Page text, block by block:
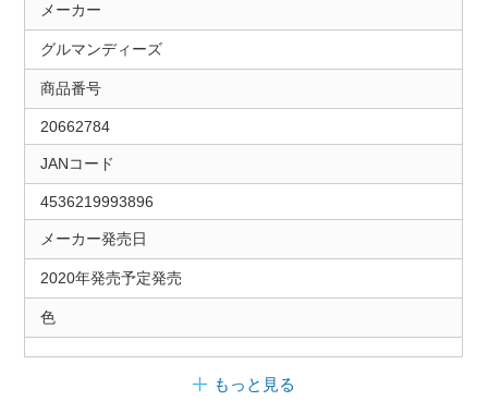
メーカー
グルマンディーズ
商品番号
20662784
JANコード
4536219993896
メーカー発売日
2020年発売予定発売
色
もっと見る